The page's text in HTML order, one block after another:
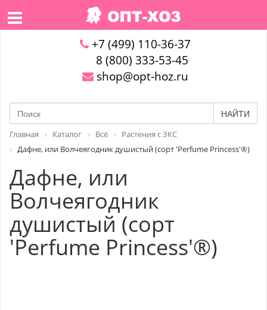
+7 (499) 110-36-37
8 (800) 333-53-45
shop@opt-hoz.ru
НАЙТИ
Главная Каталог Всё
Растения с ЗКС
Дафне, или Волчеягодник душистый (сорт 'Perfume Princess'®)
Дафне, или
Волчеягодник
душистый (сорт
'Perfume Princess'®)